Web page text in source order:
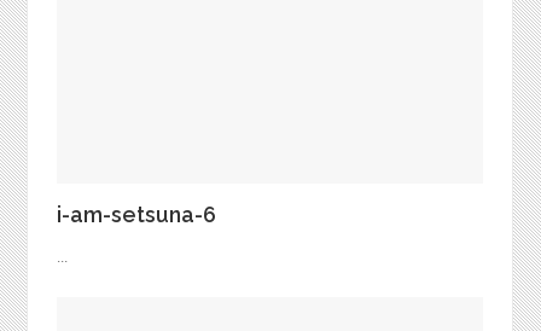
i-am-setsuna-6